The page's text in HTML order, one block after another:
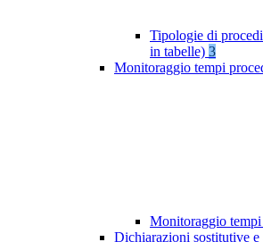
Tipologie di
in tabelle) 3
Monitoraggio tempi
Monitoraggio
Dichiarazioni sostitutive